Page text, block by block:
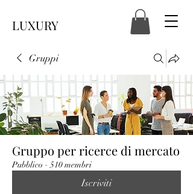
LUXURY
Gruppi
Gruppo per ricerce di mercato
Pubblico · 510 membri
Iscriviti